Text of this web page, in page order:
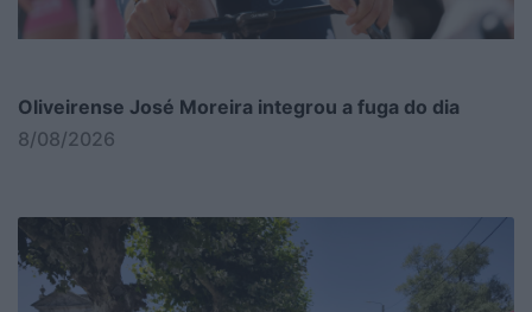
Oliveirense José Moreira integrou a fuga do dia
8/08/2026